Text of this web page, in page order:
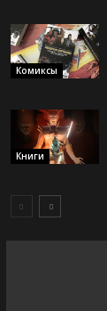
Комиксы
Книги